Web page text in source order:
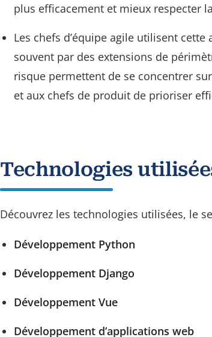
plus efficacement et mieux respecter
Les chefs d’équipe agile utilisent
souvent par des extensions de
risque permettent de se concentrer
et aux chefs de produit de prioriser
Technologies
Découvrez les technologies utilisées, le
Développement Python
Développement Django
Développement Vue
Développement d’applications web